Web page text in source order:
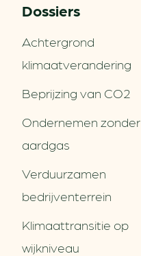
Dossiers
Achtergrond
klimaatverandering
Beprijzing van CO2
Ondernemen zonder
aardgas
Verduurzamen
bedrijventerrein
Klimaattransitie op
wijkniveau